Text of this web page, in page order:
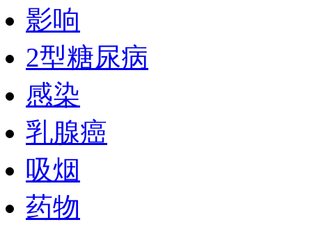
影响
2型糖尿病
感染
乳腺癌
吸烟
药物